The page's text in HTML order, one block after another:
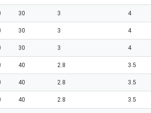
30 3 4
30 3 4
30 3 4
40 2.8 3.5
40 2.8 3.5
40 2.8 3.5